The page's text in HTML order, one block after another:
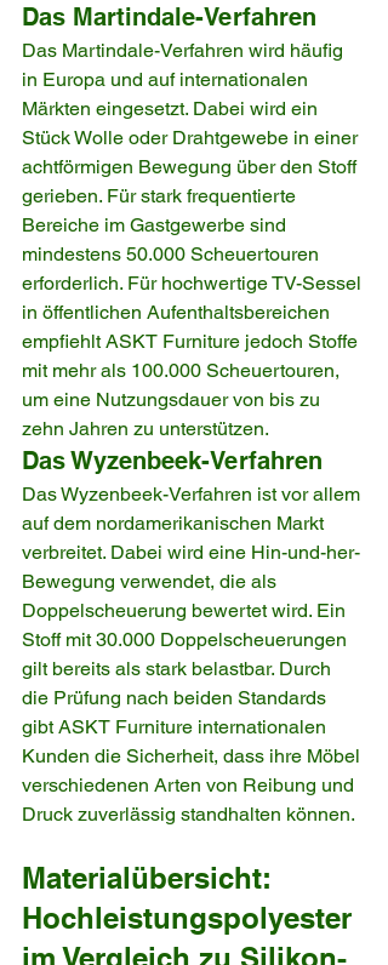
Das Martindale-Verfahren
Das Martindale-Verfahren wird häufig
in Europa und auf internationalen
Märkten eingesetzt. Dabei wird ein
Stück Wolle oder Drahtgewebe in einer
achtförmigen Bewegung über den Stoff
gerieben. Für stark frequentierte
Bereiche im Gastgewerbe sind
mindestens 50.000 Scheuertouren
erforderlich. Für hochwertige TV-Sessel
in öffentlichen Aufenthaltsbereichen
empfiehlt ASKT Furniture jedoch Stoffe
mit mehr als 100.000 Scheuertouren,
um eine Nutzungsdauer von bis zu
zehn Jahren zu unterstützen.
Das Wyzenbeek-Verfahren
Das Wyzenbeek-Verfahren ist vor allem
auf dem nordamerikanischen Markt
verbreitet. Dabei wird eine Hin-und-her-
Bewegung verwendet, die als
Doppelscheuerung bewertet wird. Ein
Stoff mit 30.000 Doppelscheuerungen
gilt bereits als stark belastbar. Durch
die Prüfung nach beiden Standards
gibt ASKT Furniture internationalen
Kunden die Sicherheit, dass ihre Möbel
verschiedenen Arten von Reibung und
Druck zuverlässig standhalten können.
Materialübersicht:
Hochleistungspolyester
im Vergleich zu Silikon-